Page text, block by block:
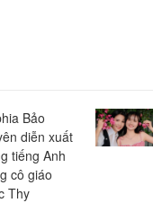
Bảo
diễn xuất
tiếng Anh
cô giáo
Thy